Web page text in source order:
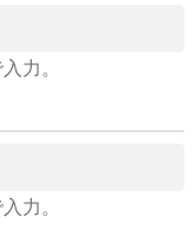
力。
力。